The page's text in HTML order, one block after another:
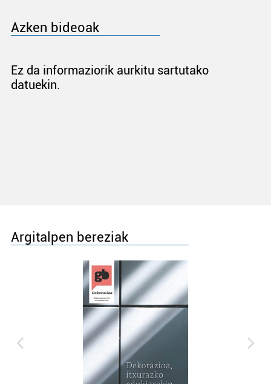
Azken bideoak
Ez da informaziorik aurkitu sartutako
datuekin.
Argitalpen bereziak